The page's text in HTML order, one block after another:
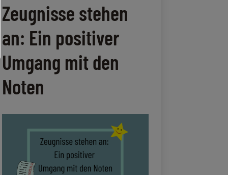
Zeugnisse stehen
an: Ein positiver
Umgang mit den
Noten